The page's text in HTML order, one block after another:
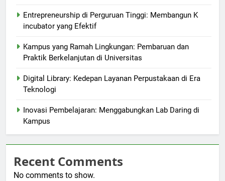
Entrepreneurship di Perguruan Tinggi: Membangun K
incubator yang Efektif
Kampus yang Ramah Lingkungan: Pembaruan dan
Praktik Berkelanjutan di Universitas
Digital Library: Kedepan Layanan Perpustakaan di Era
Teknologi
Inovasi Pembelajaran: Menggabungkan Lab Daring di
Kampus
Recent Comments
No comments to show.